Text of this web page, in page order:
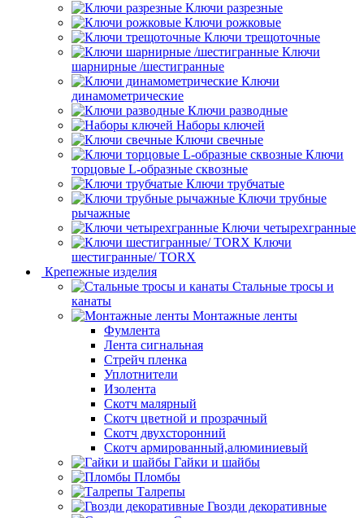
Ключи разрезные
Ключи рожковые
Ключи трещоточные
Ключи
шарнирные /шестигранные
Ключи
динамометрические
Ключи разводные
Наборы ключей
Ключи свечные
Ключи
торцовые L-образные сквозные
Ключи трубчатые
Ключи трубные
рычажные
Ключи четырехгранные
Ключи
шестигранные/ TORX
Крепежные изделия
Стальные тросы и
канаты
Монтажные ленты
Фумлента
Лента сигнальная
Стрейч пленка
Уплотнители
Изолента
Скотч малярный
Скотч цветной и прозрачный
Скотч двухсторонний
Скотч армированный,алюминиевый
Гайки и шайбы
Пломбы
Талрепы
Гвозди декоративные